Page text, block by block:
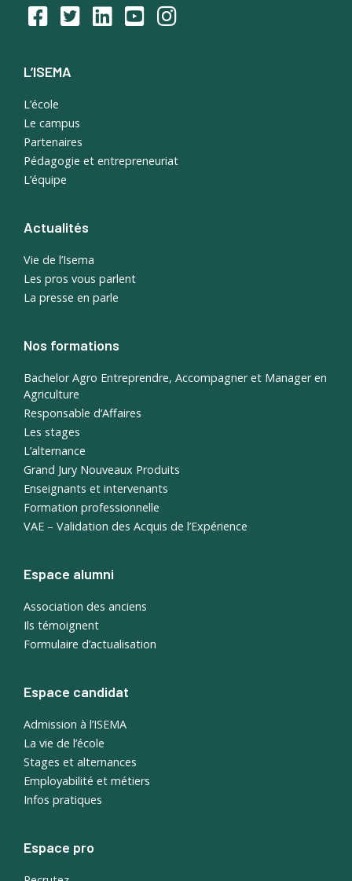
L’ISEMA
L’école
Le campus
Partenaires
Pédagogie et entrepreneuriat
L’équipe
Actualités
Vie de l’Isema
Les pros vous parlent
La presse en parle
Nos formations
Bachelor Agro Entreprendre, Accompagner et Manager en
Agriculture
Responsable d’Affaires
Les stages
L’alternance
Grand Jury Nouveaux Produits
Enseignants et intervenants
Formation professionnelle
VAE – Validation des Acquis de l’Expérience
Espace alumni
Association des anciens
Ils témoignent
Formulaire d’actualisation
Espace candidat
Admission à l’ISEMA
La vie de l’école
Stages et alternances
Employabilité et métiers
Infos pratiques
Espace pro